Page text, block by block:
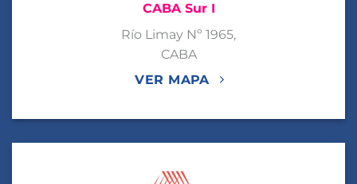
CABA Sur I
Río Limay Nº 1965,
CABA
VER MAPA